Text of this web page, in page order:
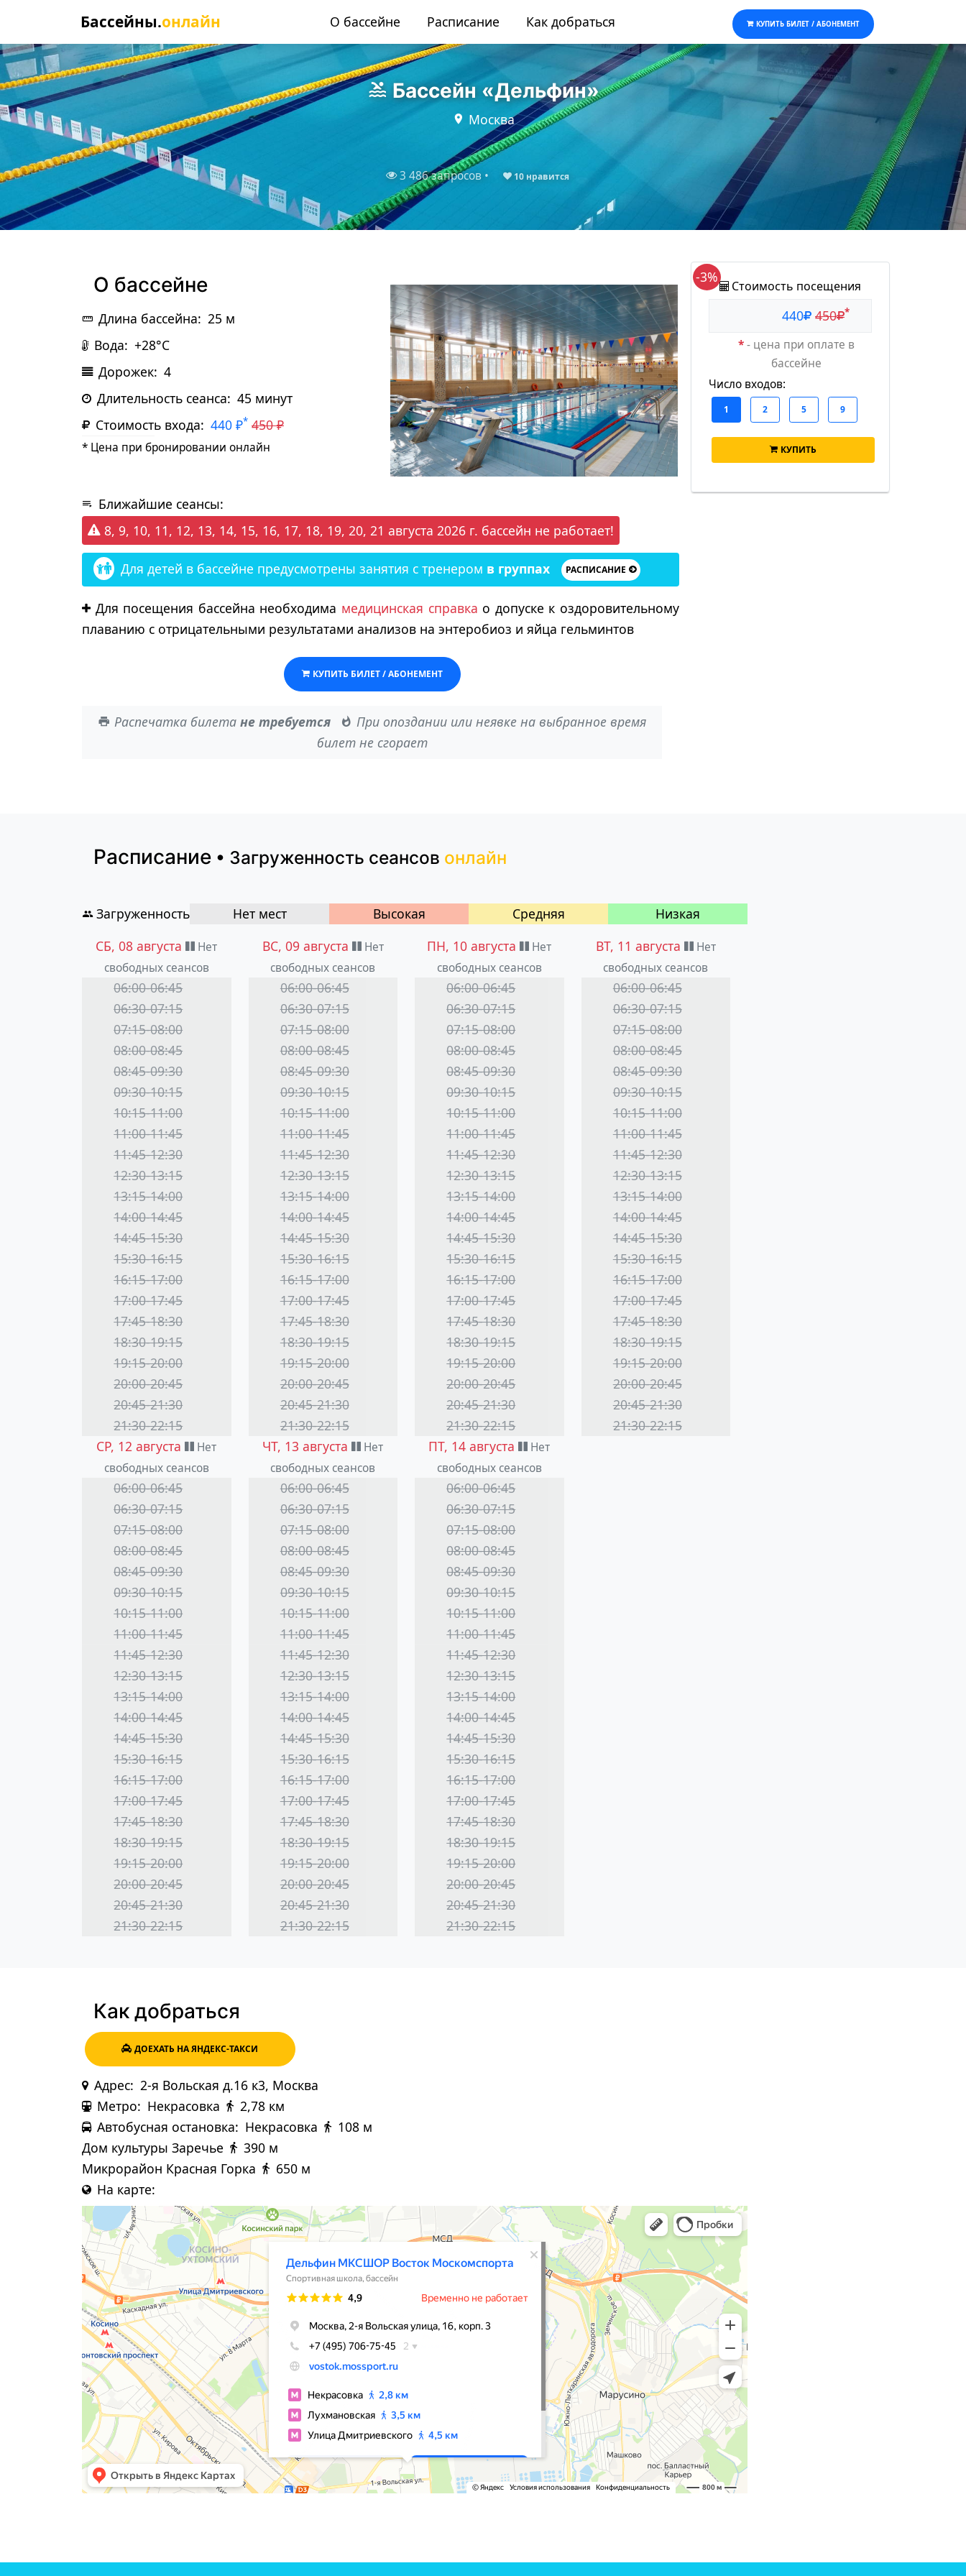
Бассейны.онлайн О бассейне Расписание Как добраться КУПИТЬ БИЛЕТ / АБОНЕМЕНТ
Бассейн «Дельфин»
Москва
3 486 запросов • 10нравится
О бассейне
Длина бассейна: 25 м
Вода: +28°С
Дорожек: 4
Длительность сеанса: 45 минут
Стоимость входа: 440 ₽* 450 ₽
* Цена при бронировании онлайн
Ближайшие сеансы:
8, 9, 10, 11, 12, 13, 14, 15, 16, 17, 18, 19, 20, 21 августа 2026 г. бассейн не работает!
Для детей в бассейне предусмотрены занятия c тренером в группах РАСПИСАНИЕ
Для посещения бассейна необходима медицинская справка о допуске к оздоровительному
плаванию с отрицательными результатами анализов на энтеробиоз и яйца гельминтов
КУПИТЬ БИЛЕТ / АБОНЕМЕНТ
Распечатка билета не требуется
При опоздании или неявке на выбранное время
билет не сгорает
-3%
Стоимость посещения
440 450 *
*- цена при оплате в
бассейне
Число входов:
КУПИТЬ
Расписание • Загруженность сеансов онлайн
Загруженность Нет мест Высокая Cредняя
Низкая
СБ, 08 августа
Нет
свободных сеансов
06:00-06:45
06:30-07:15
07:15-08:00
08:00-08:45
08:45-09:30
09:30-10:15
10:15-11:00
11:00-11:45
11:45-12:30
12:30-13:15
13:15-14:00
14:00-14:45
14:45-15:30
15:30-16:15
16:15-17:00
17:00-17:45
17:45-18:30
18:30-19:15
19:15-20:00
20:00-20:45
20:45-21:30
21:30-22:15
ВС, 09 августа
Нет
свободных сеансов
06:00-06:45
06:30-07:15
07:15-08:00
08:00-08:45
08:45-09:30
09:30-10:15
10:15-11:00
11:00-11:45
11:45-12:30
12:30-13:15
13:15-14:00
14:00-14:45
14:45-15:30
15:30-16:15
16:15-17:00
17:00-17:45
17:45-18:30
18:30-19:15
19:15-20:00
20:00-20:45
20:45-21:30
21:30-22:15
ПН, 10 августа
Нет
свободных сеансов
06:00-06:45
06:30-07:15
07:15-08:00
08:00-08:45
08:45-09:30
09:30-10:15
10:15-11:00
11:00-11:45
11:45-12:30
12:30-13:15
13:15-14:00
14:00-14:45
14:45-15:30
15:30-16:15
16:15-17:00
17:00-17:45
17:45-18:30
18:30-19:15
19:15-20:00
20:00-20:45
20:45-21:30
21:30-22:15
ВТ, 11 августа
Нет
свободных сеансов
06:00-06:45
06:30-07:15
07:15-08:00
08:00-08:45
08:45-09:30
09:30-10:15
10:15-11:00
11:00-11:45
11:45-12:30
12:30-13:15
13:15-14:00
14:00-14:45
14:45-15:30
15:30-16:15
16:15-17:00
17:00-17:45
17:45-18:30
18:30-19:15
19:15-20:00
20:00-20:45
20:45-21:30
21:30-22:15
СР, 12 августа
Нет
свободных сеансов
06:00-06:45
06:30-07:15
07:15-08:00
08:00-08:45
08:45-09:30
09:30-10:15
10:15-11:00
11:00-11:45
11:45-12:30
12:30-13:15
13:15-14:00
14:00-14:45
14:45-15:30
15:30-16:15
16:15-17:00
17:00-17:45
17:45-18:30
18:30-19:15
19:15-20:00
20:00-20:45
20:45-21:30
21:30-22:15
ЧТ, 13 августа
Нет
свободных сеансов
06:00-06:45
06:30-07:15
07:15-08:00
08:00-08:45
08:45-09:30
09:30-10:15
10:15-11:00
11:00-11:45
11:45-12:30
12:30-13:15
13:15-14:00
14:00-14:45
14:45-15:30
15:30-16:15
16:15-17:00
17:00-17:45
17:45-18:30
18:30-19:15
19:15-20:00
20:00-20:45
20:45-21:30
21:30-22:15
ПТ, 14 августа
Нет
свободных сеансов
06:00-06:45
06:30-07:15
07:15-08:00
08:00-08:45
08:45-09:30
09:30-10:15
10:15-11:00
11:00-11:45
11:45-12:30
12:30-13:15
13:15-14:00
14:00-14:45
14:45-15:30
15:30-16:15
16:15-17:00
17:00-17:45
17:45-18:30
18:30-19:15
19:15-20:00
20:00-20:45
20:45-21:30
21:30-22:15
Как добраться
ДОЕХАТЬ НА ЯНДЕКС-ТАКСИ
Адрес: 2-я Вольская д.16 к3, Москва
Метро: Некрасовка
2,78 км
Автобусная остановка: Некрасовка
108 м
Дом культуры Заречье
390 м
Микрорайон Красная Горка
650 м
На карте: